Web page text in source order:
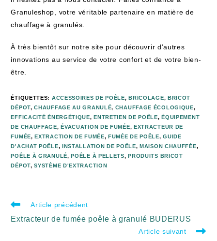
Granuleshop, votre véritable partenaire en matière de
chauffage à granulés.
À très bientôt sur notre site pour découvrir d’autres
innovations au service de votre confort et de votre bien-
être.
ÉTIQUETTES: ACCESSOIRES DE POÊLE, BRICOLAGE, BRICOT
DÉPOT, CHAUFFAGE AU GRANULÉ, CHAUFFAGE ÉCOLOGIQUE,
EFFICACITÉ ÉNERGÉTIQUE, ENTRETIEN DE POÊLE, ÉQUIPEMENT
DE CHAUFFAGE, ÉVACUATION DE FUMÉE, EXTRACTEUR DE
FUMÉE, EXTRACTION DE FUMÉE, FUMÉE DE POÊLE, GUIDE
D'ACHAT POÊLE, INSTALLATION DE POÊLE, MAISON CHAUFFÉE,
POÊLE À GRANULÉ, POÊLE À PELLETS, PRODUITS BRICOT
DÉPOT, SYSTÈME D'EXTRACTION
Article précédent
Extracteur de fumée poêle à granulé BUDERUS
Article suivant